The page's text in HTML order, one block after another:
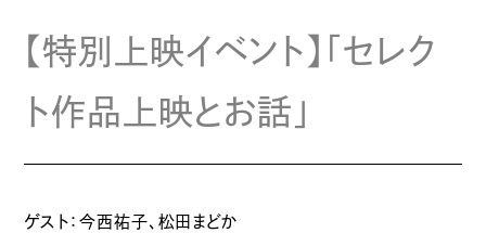
【特別上映イベント】「セレク
ト作品上映とお話」
ゲスト：今西祐子、松田まどか